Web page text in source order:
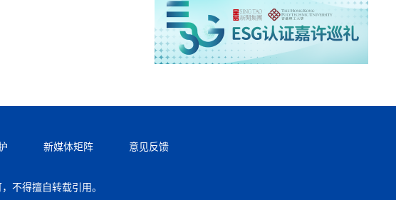
新媒体矩阵 意见反馈
不得擅自转载引用。